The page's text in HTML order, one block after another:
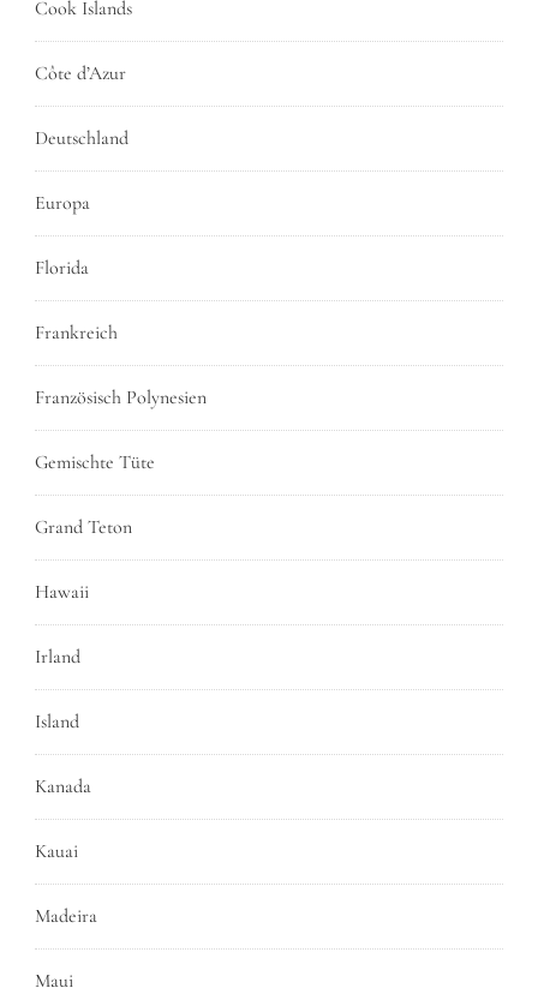
Cook Islands
Côte d’Azur
Deutschland
Europa
Florida
Frankreich
Französisch Polynesien
Gemischte Tüte
Grand Teton
Hawaii
Irland
Island
Kanada
Kauai
Madeira
Maui